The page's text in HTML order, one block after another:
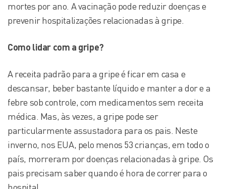
mortes por ano. A vacinação pode reduzir doenças e
prevenir hospitalizações relacionadas à gripe.
Como lidar com a gripe?
A receita padrão para a gripe é ficar em casa e
descansar, beber bastante líquido e manter a dor e a
febre sob controle, com medicamentos sem receita
médica. Mas, às vezes, a gripe pode ser
particularmente assustadora para os pais. Neste
inverno, nos EUA, pelo menos 53 crianças, em todo o
país, morreram por doenças relacionadas à gripe. Os
pais precisam saber quando é hora de correr para o